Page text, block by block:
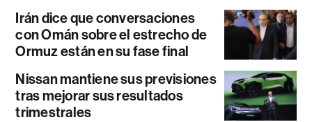
Irán dice que conversaciones
con Omán sobre el estrecho de
Ormuz están en su fase final
Nissan mantiene sus previsiones
tras mejorar sus resultados
trimestrales